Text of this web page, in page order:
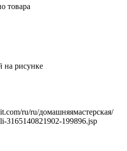
товара
на рисунке
ru/ru/домашняямастерская/
3165140821902-199896.jsp